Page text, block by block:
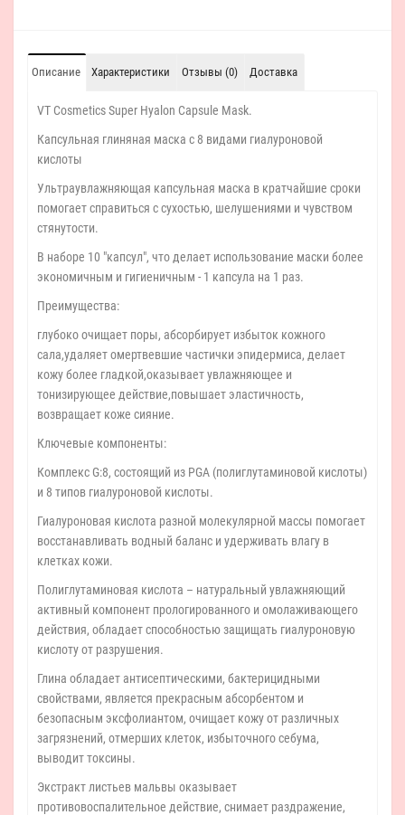
Описание Характеристики Отзывы (0) Доставка
VT Cosmetics Super Hyalon Capsule Mask.
Капсульная глиняная маска с 8 видами гиалуроновой
кислоты
Ультраувлажняющая капсульная маска в кратчайшие сроки
помогает справиться с сухостью, шелушениями и чувством
стянутости.
В наборе 10 "капсул", что делает использование маски более
экономичным и гигиеничным - 1 капсула на 1 раз.
Преимущества:
глубоко очищает поры, абсорбирует избыток кожного
сала,удаляет омертвевшие частички эпидермиса, делает
кожу более гладкой,оказывает увлажняющее и
тонизирующее действие,повышает эластичность,
возвращает коже сияние.
Ключевые компоненты:
Комплекс G:8, состоящий из PGA (полиглутаминовой кислоты)
и 8 типов гиалуроновой кислоты.
Гиалуроновая кислота разной молекулярной массы помогает
восстанавливать водный баланс и удерживать влагу в
клетках кожи.
Полиглутаминовая кислота – натуральный увлажняющий
активный компонент прологированного и омолаживающего
действия, обладает способностью защищать гиалуроновую
кислоту от разрушения.
Глина обладает антисептическими, бактерицидными
свойствами, является прекрасным абсорбентом и
безопасным эксфолиантом, очищает кожу от различных
загрязнений, отмерших клеток, избыточного себума,
выводит токсины.
Экстракт листьев мальвы оказывает
противовоспалительное действие, снимает раздражение,